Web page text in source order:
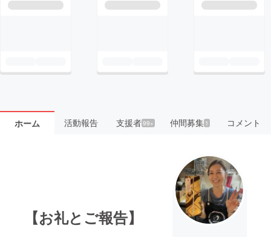
ホーム 活動報告 支援者99+ 仲間募集 1 コメント
【お礼とご報告】